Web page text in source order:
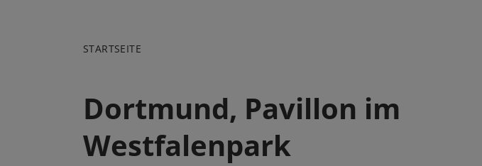
STARTSEITE
Dortmund, Pavillon im
Westfalenpark